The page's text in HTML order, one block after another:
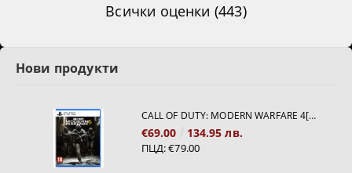
Всички оценки (443)
Нови продукти
CALL OF DUTY: MODERN WARFARE 4[PS5]
€69.00 134.95 лв.
ПЦД:€79.00